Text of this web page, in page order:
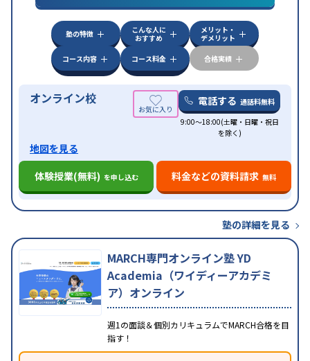
塾の特徴
こんな人に
おすすめ
メリット・
デメリット
コース内容
コース料金 合格実績
オンライン校 電話する 通話料無料
9:00～18:00(土曜・日曜・祝日
を除く)
地図を見る
体験授業(無料) を申し込む 料金などの資料請求 無料
塾の詳細を見る
MARCH専門オンライン塾 YD
Academia（ワイディーアカデミ
ア）オンライン
週1の面談＆個別カリキュラムでMARCH合格を目
指す！